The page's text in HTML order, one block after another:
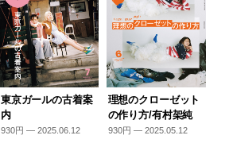
東京ガールの古着案
内
930円 — 2025.06.12
理想のクローゼット
の作り方/有村架純
930円 — 2025.05.12